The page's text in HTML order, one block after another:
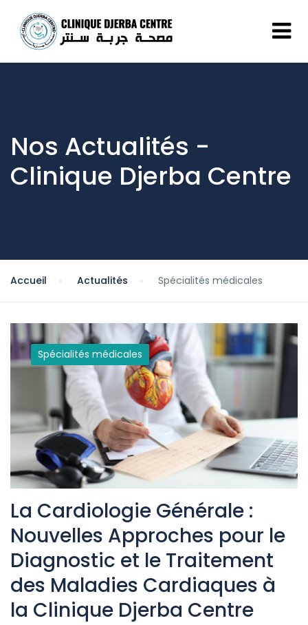
Nos Actualités -
Clinique Djerba Centre
Accueil Actualités Spécialités médicales
Spécialités médicales
La Cardiologie Générale :
Nouvelles Approches pour le
Diagnostic et le Traitement
des Maladies Cardiaques à
la Clinique Djerba Centre